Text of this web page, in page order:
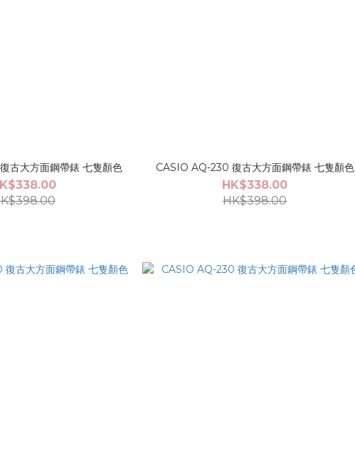
古大方面鋼帶錶 七隻顏色 CASIO AQ-230 復古大方面鋼帶錶 七隻顏色
HK$338.00
HK$398.00